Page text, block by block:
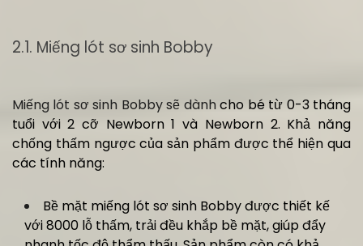
2.1. Miếng lót sơ sinh Bobby
Miếng lót sơ sinh Bobby sẽ dànhcho bé từ 0-3 tháng
tuổi với 2 cỡ Newborn 1 và Newborn 2. Khả năng
chống thấm ngược của sản phẩm được thể hiện qua
các tính năng:
Bề mặt miếng lót sơ sinh Bobby được thiết kế
với 8000 lỗ thấm, trải đều khắp bề mặt, giúp đẩy